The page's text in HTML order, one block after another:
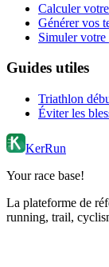
Calculer
Générer vos
Simuler votre
Guides utiles
Triathlon
Éviter les
KerRun
Your race base!
La plateforme de
running, trail,